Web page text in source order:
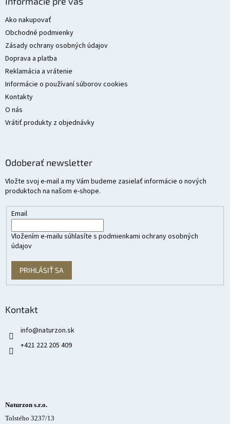
Ako nakupovať
Obchodné podmienky
Zásady ochrany osobných údajov
Doprava a platba
Reklamácia a vrátenie
Informácie o používaní súborov cookies
Kontakty
O nás
Vrátiť produkty z objednávky
Odoberať newsletter
Vložte svoj e-mail a my Vám budeme zasielať informácie o nových
produktoch na našom e-shope.
Email
Vložením e-mailu súhlasíte s podmienkami ochrany osobných
údajov
PRIHLÁSIŤ SA
Kontakt
info@naturzon.sk
+421 222 205 409
Naturzon s.r.o.
Tolstého 3237/13